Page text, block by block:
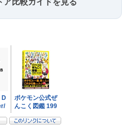
ア比較ガイドを見る